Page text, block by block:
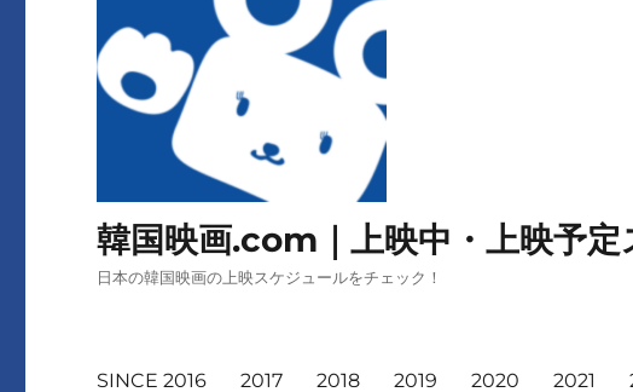
韓国映画.com｜上映中・上映予
日本の韓国映画の上映スケジュールをチェック！
SINCE 2016 2017 2018 2019 2020 2021